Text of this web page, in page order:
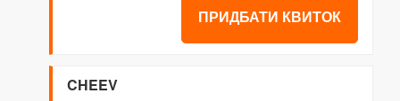
ПРИДБАТИ КВИТОК
CHEEV